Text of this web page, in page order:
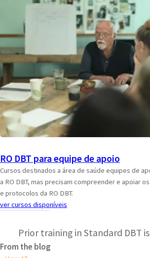
RO DBT para equipe de apoio
Cursos destinados a área de saúde equipes de
a RO DBT, mas precisam compreender e apoiar
e protocolos da RO DBT.
ver cursos disponíveis
Prior training in Standard DBT is
From the blog